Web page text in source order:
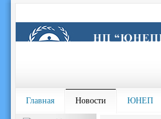
Главная Новости ЮНЕП